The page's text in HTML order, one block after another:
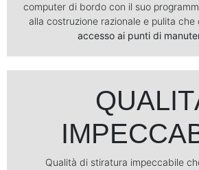
computer di bordo con il suo
alla costruzione razionale e pulita che
accesso ai punti di
Qualità di stiratura impeccabile